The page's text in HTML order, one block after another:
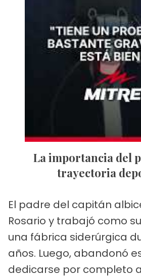
La importancia del padre en la
trayectoria
El padre del capitán
Rosario y trabajó como
una fábrica siderúrgica
años. Luego, abandonó
dedicarse por completo